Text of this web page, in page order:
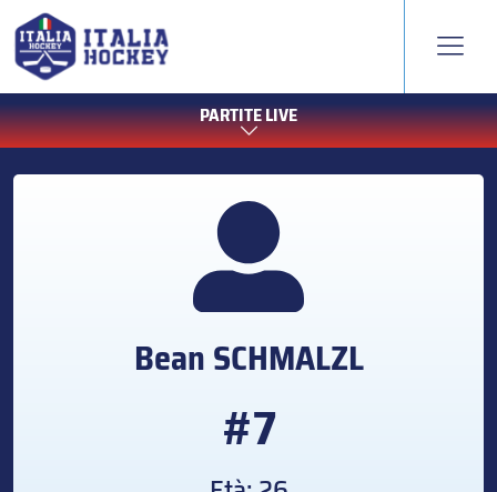
PARTITE LIVE
BeanSCHMALZL
#7